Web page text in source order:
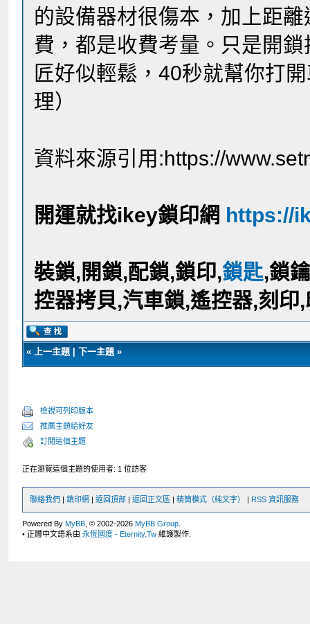
的設備器材很傷本，加上距
費，都是收費考量。只是開
匠好似輕鬆，40秒就幫你打
理）
資料來源引用:https://
開運就找ikey鎖印網 https://
裝鎖,開鎖,配鎖,鎖印,鎖匙,鎖
控器拷貝,汽車鎖,遙控器,刻印
«上一主題 |下一主題 »
檢視可列印版本
推薦主題給好友
訂閱這個主題
正在瀏覽這個主題的使用者: 1 位訪客
聯絡我們 |鎖印網 |返回頂部 |返回正文區 |精簡模式（純文字） | RSS 資訊服務
Powered ByMyBB , © 2002-2026MyBB Group
• 正體中文語系由永恆國度 - Eternity.Tw 維護製作.